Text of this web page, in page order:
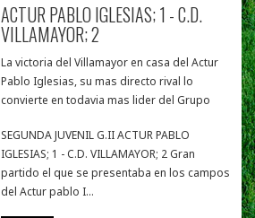
ACTUR PABLO IGLESIAS; 1 - C.D.
VILLAMAYOR; 2
La victoria del Villamayor en casa del Actur
Pablo Iglesias, su mas directo rival lo
convierte en todavia mas lider del Grupo
SEGUNDA JUVENIL G.II ACTUR PABLO
IGLESIAS; 1 - C.D. VILLAMAYOR; 2 Gran
partido el que se presentaba en los campos
del Actur pablo I...